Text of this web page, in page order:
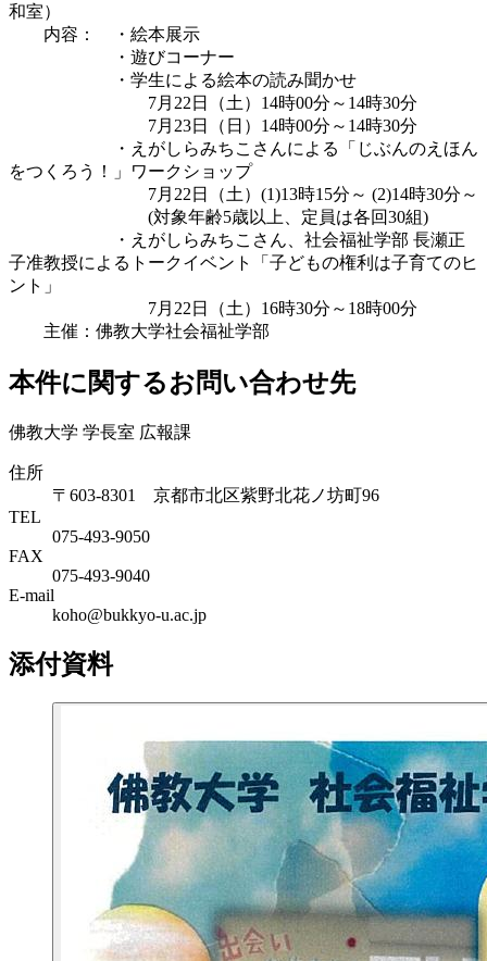
和室）
内容： ・絵本展示
・遊びコーナー
・学生による絵本の読み聞かせ
7月22日（土）14時00分～14時30分
7月23日（日）14時00分～14時30分
・えがしらみちこさんによる「じぶんのえほん
をつくろう！」ワークショップ
7月22日（土）(1)13時15分～ (2)14時30分～
(対象年齢5歳以上、定員は各回30組)
・えがしらみちこさん、社会福祉学部 長瀬正
子准教授によるトークイベント「子どもの権利は子育てのヒ
ント」
7月22日（土）16時30分～18時00分
主催：佛教大学社会福祉学部
本件に関するお問い合わせ先
佛教大学 学長室 広報課
住所
〒603-8301 京都市北区紫野北花ノ坊町96
TEL
075-493-9050
FAX
075-493-9040
E-mail
koho@bukkyo-u.ac.jp
添付資料